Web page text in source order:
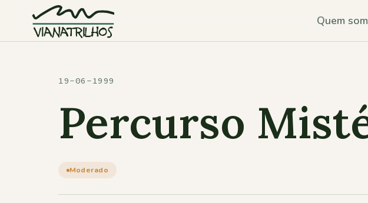
Quem
19-06-1999
Percurso
Moderado